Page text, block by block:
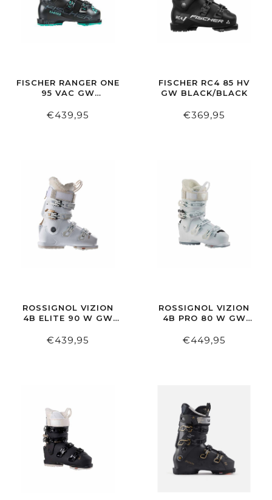
FISCHER RANGER ONE
95 VAC GW
€439,95
FISCHER RC4 85 HV
GW BLACK/BLACK
€369,95
ROSSIGNOL VIZION
4B ELITE 90 W GW
€439,95
ROSSIGNOL VIZION
4B PRO 80 W GW
€449,95